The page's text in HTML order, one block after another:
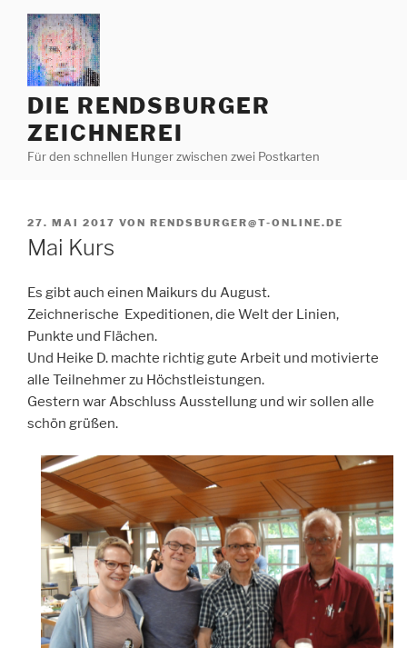
Zum
Inhalt
springen
DIE RENDSBURGER
ZEICHNEREI
Für den schnellen Hunger zwischen zwei Postkarten
VERÖFFENTLICHT
AM
27. MAI 2017 VON RENDSBURGER@T-ONLINE.DE
Mai Kurs
Es gibt auch einen Maikurs du August.
Zeichnerische Expeditionen, die Welt der Linien,
Punkte und Flächen.
Und Heike D. machte richtig gute Arbeit und motivierte
alle Teilnehmer zu Höchstleistungen.
Gestern war Abschluss Ausstellung und wir sollen alle
schön grüßen.